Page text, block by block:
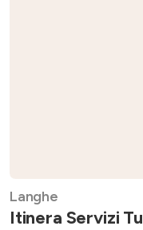
Langhe
Itinera Servizi